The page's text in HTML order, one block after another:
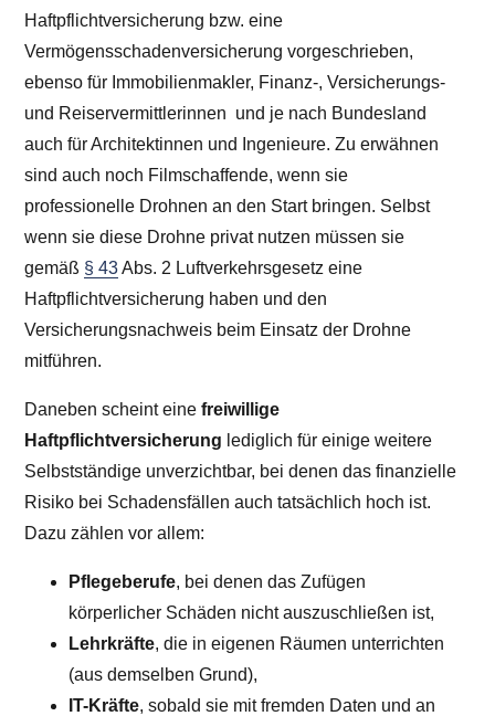
Haftpflichtversicherung bzw. eine
Vermögensschadenversicherung vorgeschrieben,
ebenso für Immobilienmakler, Finanz-, Versicherungs-
und Reiservermittlerinnen und je nach Bundesland
auch für Architektinnen und Ingenieure. Zu erwähnen
sind auch noch Filmschaffende, wenn sie
professionelle Drohnen an den Start bringen. Selbst
wenn sie diese Drohne privat nutzen müssen sie
gemäß § 43Abs. 2 Luftverkehrsgesetz eine
Haftpflichtversicherung haben und den
Versicherungsnachweis beim Einsatz der Drohne
mitführen.
Daneben scheint einefreiwillige
Haftpflichtversicherung lediglich für einige weitere
Selbstständige unverzichtbar, bei denen das finanzielle
Risiko bei Schadensfällen auch tatsächlich hoch ist.
Dazu zählen vor allem:
Pflegeberufe, bei denen das Zufügen
körperlicher Schäden nicht auszuschließen ist,
Lehrkräfte, die in eigenen Räumen unterrichten
(aus demselben Grund),
IT-Kräfte, sobald sie mit fremden Daten und an